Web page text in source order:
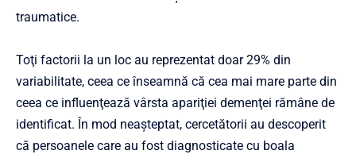
traumatice.
Toţi factorii la un loc au reprezentat doar 29% din
variabilitate, ceea ce înseamnă că cea mai mare parte din
ceea ce influenţează vârsta apariţiei demenţei rămâne de
identificat. În mod neaşteptat, cercetătorii au descoperit
că persoanele care au fost diagnosticate cu boala